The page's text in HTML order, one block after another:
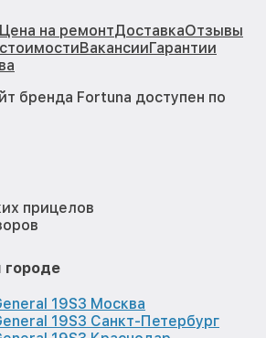
Цена на ремонтДоставкаОтзывы
ВакансииГарантии
бренда Fortuna доступен по
прицелов
19S3 Москва
19S3 Санкт-Петербург